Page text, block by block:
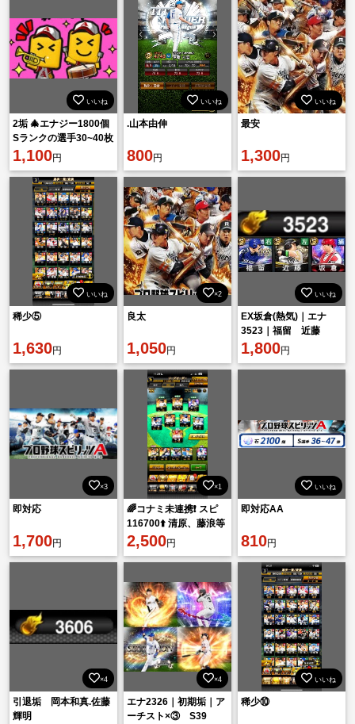
いいね
2垢 🎄エナジー1800個
Sランクの選手30~40枚
1,100円
いいね
.山本由伸
800円
いいね
最安
1,300円
いいね
稀少⑤
1,630円
×2
良太
1,050円
いいね
EX坂倉(熱気)｜エナ
3523｜福留 近藤
S34 A31
1,800円
×3
即対応
1,700円
×1
🌈コナミ未連携❗️ スピ
116700⬆️ 清原、藤浪等
所持❗️
2,500円
いいね
即対応AA
810円
×4
引退垢 岡本和真.佐藤
輝明
×4
エナ2326｜初期垢｜ア
ーチスト×③ S39
いいね
稀少⑩